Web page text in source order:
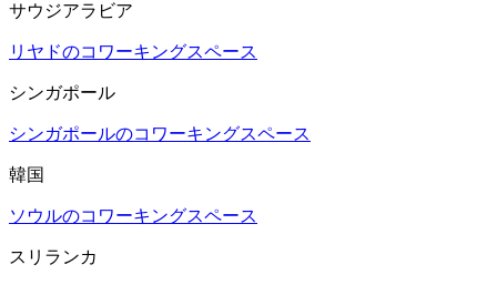
サウジアラビア
リヤドのコワーキングスペース
シンガポール
シンガポールのコワーキングスペース
韓国
ソウルのコワーキングスペース
スリランカ